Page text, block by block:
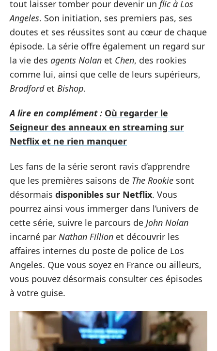
tout laisser tomber pour devenir un flic à Los
Angeles. Son initiation, ses premiers pas, ses
doutes et ses réussites sont au cœur de chaque
épisode. La série offre également un regard sur
la vie des agents Nolan et Chen, des rookies
comme lui, ainsi que celle de leurs supérieurs,
Bradfordet Bishop.
A lire en complément : Où regarder le
Seigneur des anneaux en streaming sur
Netflix et ne rien manquer
Les fans de la série seront ravis d’apprendre
que les premières saisons de The Rookie sont
désormais disponibles sur Netflix. Vous
pourrez ainsi vous immerger dans l’univers de
cette série, suivre le parcours de John Nolan
incarné par Nathan Fillion et découvrir les
affaires internes du poste de police de Los
Angeles. Que vous soyez en France ou ailleurs,
vous pouvez désormais consulter ces épisodes
à votre guise.